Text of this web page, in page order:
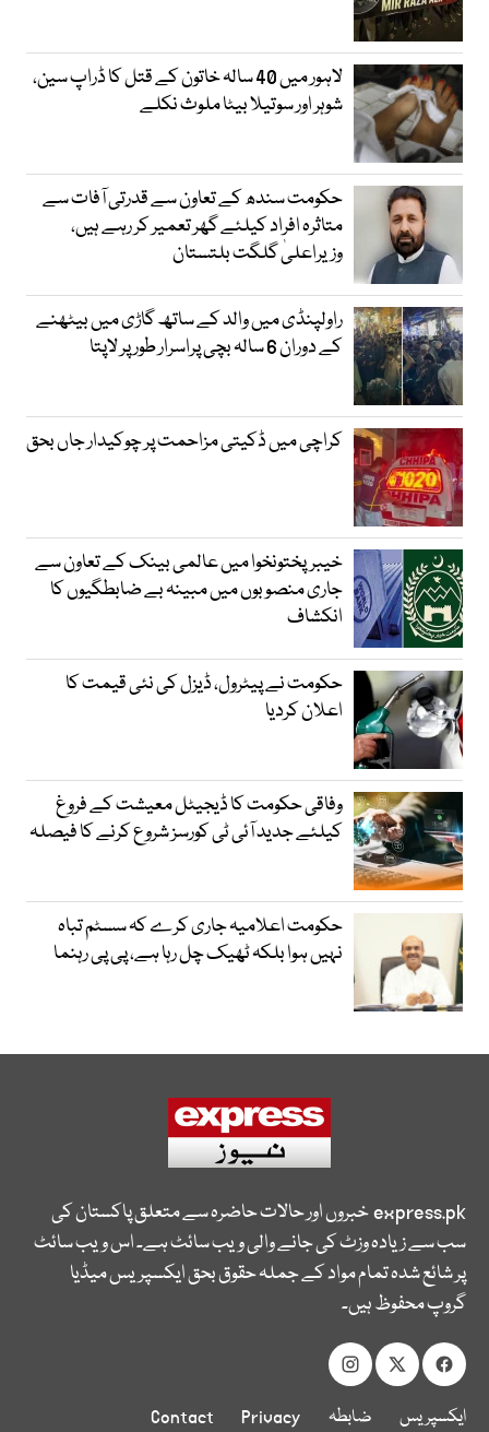
لاہور میں 40 سالہ خاتون کے قتل کا ڈراپ سین،
شوہر اور سوتیلا بیٹا ملوث نکلے
حکومت سندھ کے تعاون سے قدرتی آفات سے
متاثرہ افراد کیلئے گھر تعمیر کر رہے ہیں،
وزیراعلیٰ گلگت بلتستان
راولپنڈی میں والد کے ساتھ گاڑی میں بیٹھنے
کے دوران 6 سالہ بچی پراسرار طور پر لاپتا
کراچی میں ڈکیتی مزاحمت پر چوکیدار جاں بحق
خیبرپختونخوا میں عالمی بینک کے تعاون سے
جاری منصوبوں میں مبینہ بے ضابطگیوں کا
انکشاف
حکومت نے پیٹرول، ڈیزل کی نئی قیمت کا
اعلان کردیا
وفاقی حکومت کا ڈیجیٹل معیشت کے فروغ
کیلئے جدید آئی ٹی کورسز شروع کرنے کا فیصلہ
حکومت اعلامیہ جاری کرے کہ سسٹم تباہ
نہیں ہوا بلکہ ٹھیک چل رہا ہے، پی پی رہنما
express.pkخبروں اور حالات حاضرہ سے متعلق پاکستان کی
سب سے زیادہ وزٹ کی جانے والی ویب سائٹ ہے۔ اس ویب سائٹ
پر شائع شدہ تمام مواد کے جملہ حقوق بحق ایکسپریس میڈیا
گروپ محفوظ ہیں۔
ایکسپریس ضابطہ Privacy
Contact